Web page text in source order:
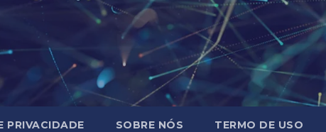
PRIVACIDADE SOBRE NÓS TERMO DE USO